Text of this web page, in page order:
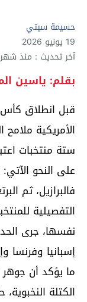
حسيمة سيتي
19 يونيو 2026
آخر تحديث : منذ
بقلم: ياسين
الأمريكية
ستة منتخبات
على النحو الآتي:
فالبرازيل، ثم
نفسها، جرى
إسبانيا وفرنسا
ما يؤكد أن جوهر
الكتلة